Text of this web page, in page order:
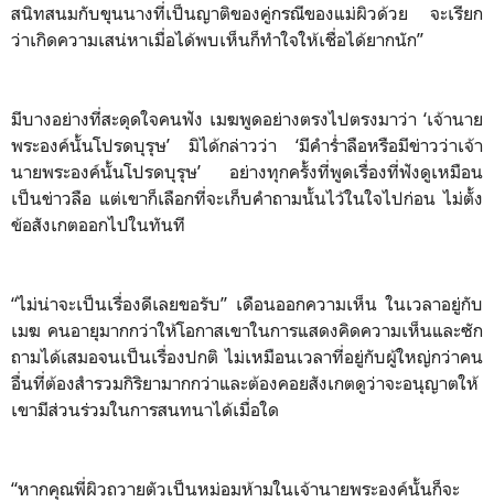
สนิทสนมกับขุนนางที่เป็นญาติของคู่กรณีของแม่ผิวด้วย จะเรียก
ว่าเกิดความเสน่หาเมื่อได้พบเห็นก็ทำใจให้เชื่อได้ยากนัก”
มีบางอย่างที่สะดุดใจคนฟัง เมฆพูดอย่างตรงไปตรงมาว่า ‘เจ้านาย
พระองค์นั้นโปรดบุรุษ’ มิได้กล่าวว่า ‘มีคำร่ำลือหรือมีข่าวว่าเจ้า
นายพระองค์นั้นโปรดบุรุษ’ อย่างทุกครั้งที่พูดเรื่องที่ฟังดูเหมือน
เป็นข่าวลือ แต่เขาก็เลือกที่จะเก็บคำถามนั้นไว้ในใจไปก่อน ไม่ตั้ง
ข้อสังเกตออกไปในทันที
“ไม่น่าจะเป็นเรื่องดีเลยขอรับ” เดือนออกความเห็น ในเวลาอยู่กับ
เมฆ คนอายุมากกว่าให้โอกาสเขาในการแสดงคิดความเห็นและซัก
ถามได้เสมอจนเป็นเรื่องปกติ ไม่เหมือนเวลาที่อยู่กับผู้ใหญ่กว่าคน
อื่นที่ต้องสำรวมกิริยามากกว่าและต้องคอยสังเกตดูว่าจะอนุญาตให้
เขามีส่วนร่วมในการสนทนาได้เมื่อใด
“หากคุณพี่ผิวถวายตัวเป็นหม่อมห้ามในเจ้านายพระองค์นั้นก็จะ